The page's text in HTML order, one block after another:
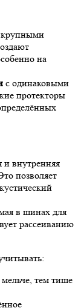
на
с одинаковыми
протекторы
и внутренняя
позволяет
в шинах для
рассеиванию
тем тише